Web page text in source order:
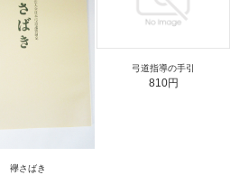
襷さばき
弓道指導の手引
810円